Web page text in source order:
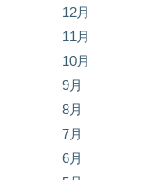
12月
11月
10月
9月
8月
7月
6月